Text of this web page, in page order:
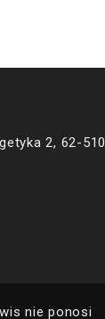
2, 62-510
nie ponosi